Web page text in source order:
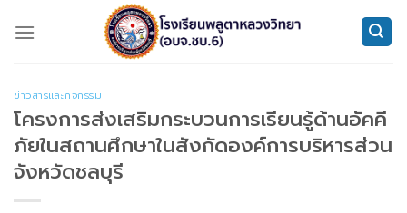
ข่าวสารและกิจกรรม
โครงการส่งเสริมกระบวนการเรียนรู้ด้านอัคคี
ภัยในสถานศึกษาในสังกัดองค์การบริหารส่วน
จังหวัดชลบุรี